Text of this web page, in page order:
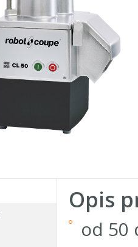
Opis
od 50